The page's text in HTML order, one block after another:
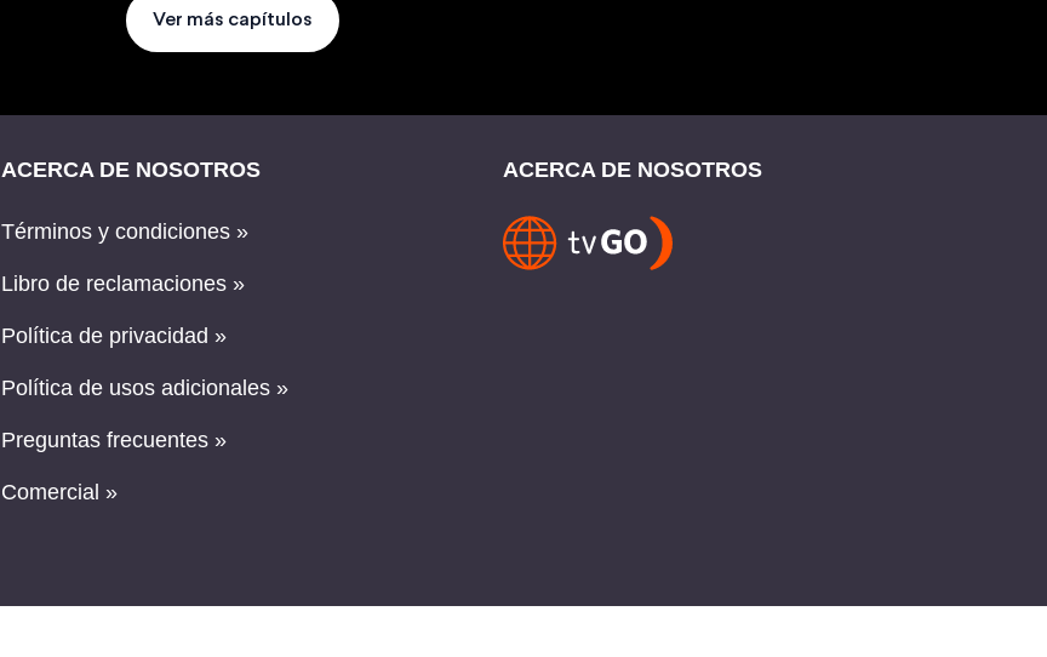
Ver más capítulos
ACERCA DE NOSOTROS
Términos y condiciones »
Libro de reclamaciones »
Política de privacidad »
Política de usos adicionales »
Preguntas frecuentes »
Comercial »
ACERCA DE NOSOTROS